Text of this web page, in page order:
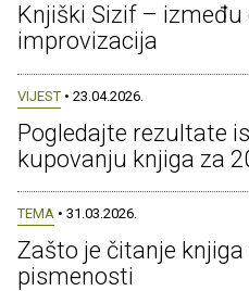
Knjiški Sizif – između
improvizacija
VIJEST • 23.04.2026.
Pogledajte rezultate
kupovanju knjiga za
TEMA • 31.03.2026.
Zašto je čitanje
pismenosti